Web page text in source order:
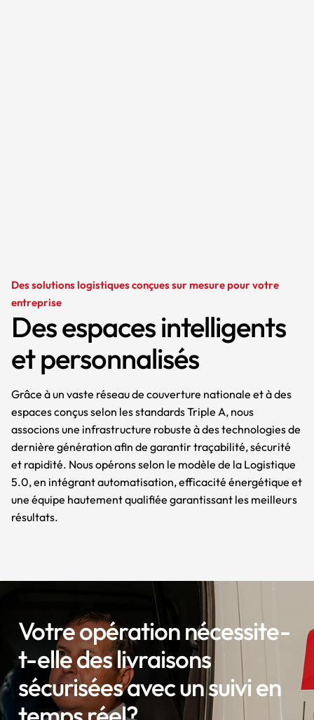
Des solutions logistiques conçues sur mesure pour votre
entreprise
Des espaces intelligents
et personnalisés
Grâce à un vaste réseau de couverture nationale et à des
espaces conçus selon les standards Triple A, nous
associons une infrastructure robuste à des technologies de
dernière génération afin de garantir traçabilité, sécurité
et rapidité. Nous opérons selon le modèle de la Logistique
5.0, en intégrant automatisation, efficacité énergétique et
une équipe hautement qualifiée garantissant les meilleurs
résultats.
Votre opération nécessite-
t-elle des livraisons
sécurisées avec un suivi en